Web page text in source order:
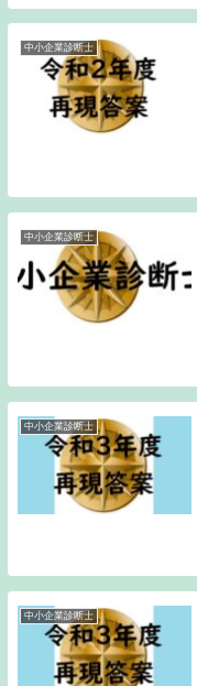
中小企業診断士
中小企業診断士
中小企業診断士
中小企業診断士